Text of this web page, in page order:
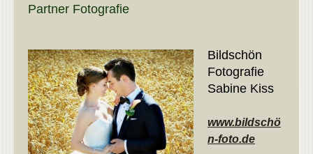
Partner Fotografie
Bildschön
Fotografie
Sabine Kiss
www.bildschö
n-foto.de